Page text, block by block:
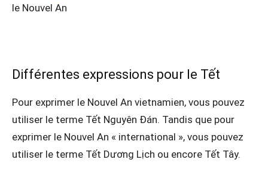
le Nouvel An
Différentes expressions pour le Tết
Pour exprimer le Nouvel An vietnamien, vous pouvez
utiliser le terme Tết Nguyên Đán. Tandis que pour
exprimer le Nouvel An « international », vous pouvez
utiliser le terme Tết Dương Lịch ou encore Tết Tây.